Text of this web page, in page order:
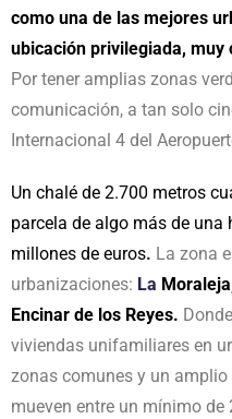
como una de las mejores
ubicación privilegiada, muy
Por tener amplias zonas
comunicación, a tan solo
Internacional 4 del
Un chalé de 2.700 metros
parcela de algo más de una
millones de euros. La zona
urbanizaciones: La
Encinar de los Reyes.
viviendas unifamiliares en
zonas comunes y un
mueven entre un mínimo